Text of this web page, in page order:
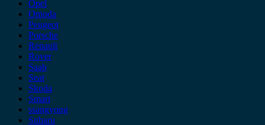
Opel
Omoda
Peugeot
Porsche
Renault
Rover
Saab
Seat
Skoda
Smart
ssangyong
Subaru